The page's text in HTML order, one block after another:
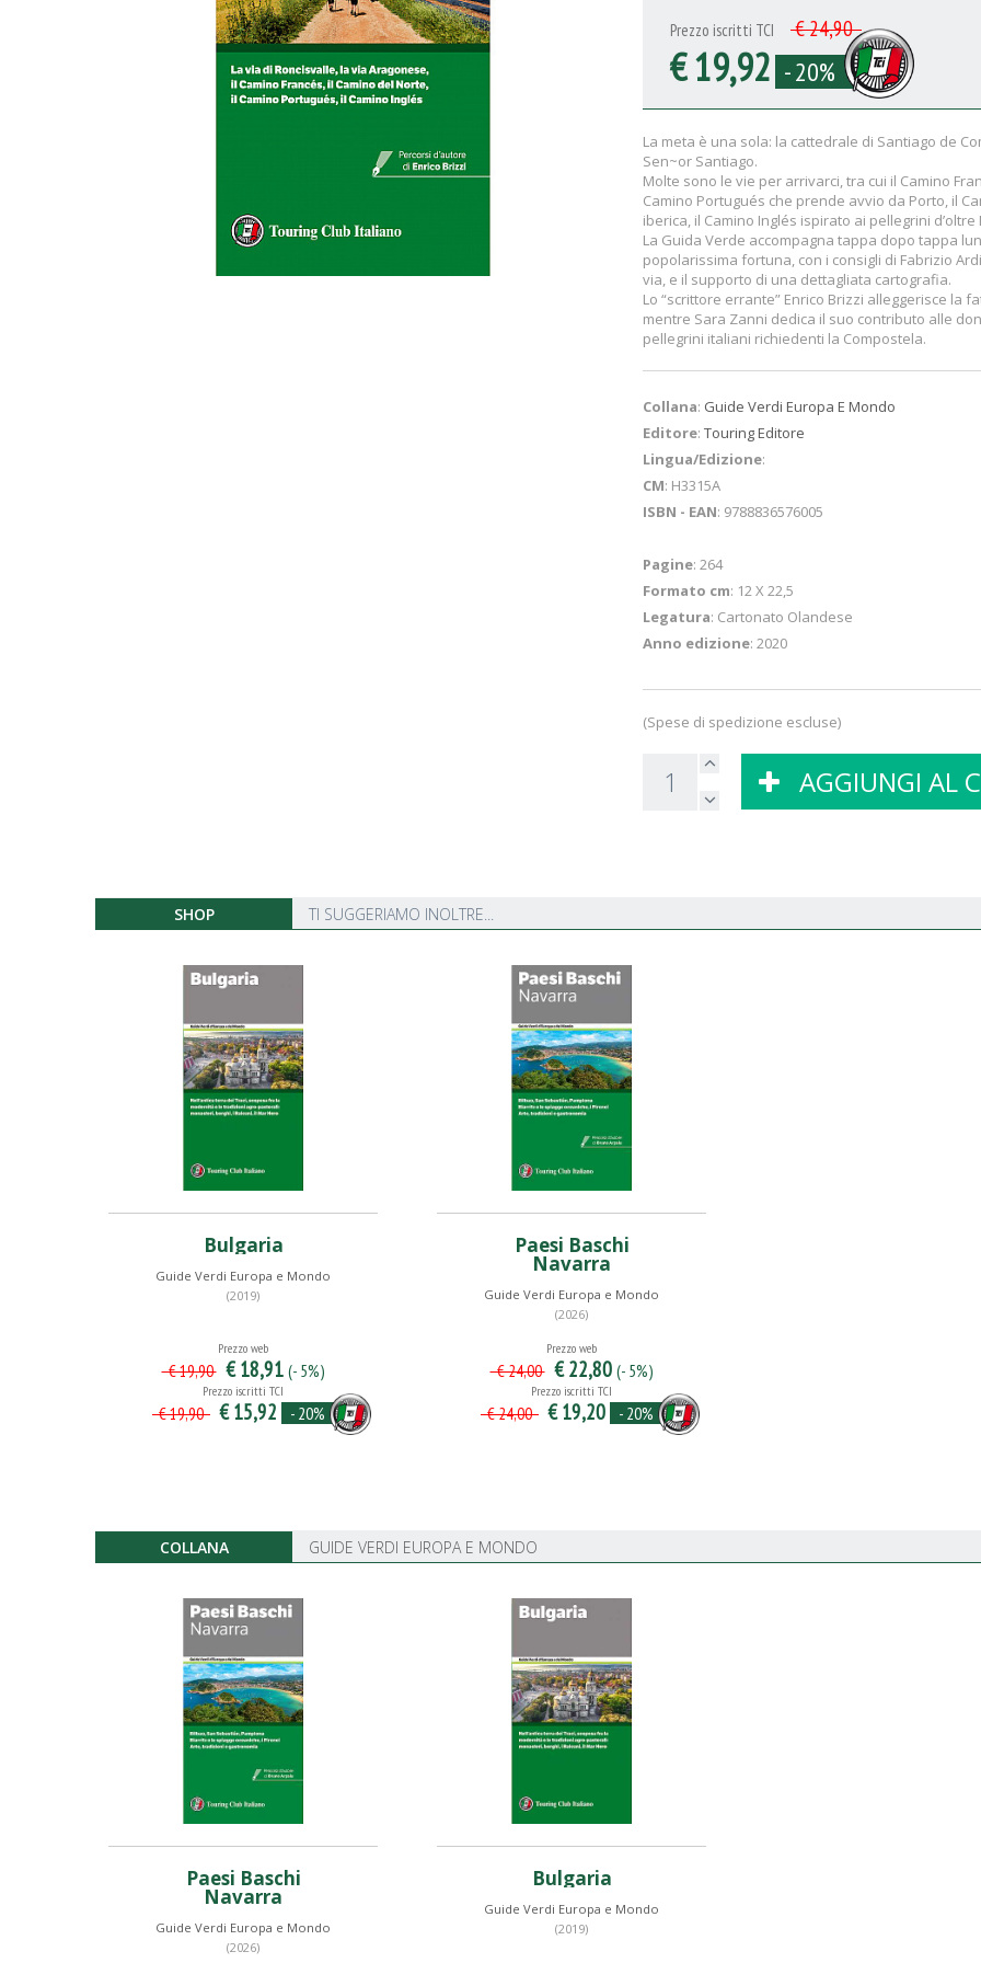
Prezzo iscritti TCI € 24,90
€ 19,92 - 20%
La meta è una sola: la cattedrale di Santiago de
Sen~or Santiago.
Molte sono le vie per arrivarci, tra cui il Camino
Camino Portugués che prende avvio da Porto, il
iberica, il Camino Inglés ispirato ai pellegrini
La Guida Verde accompagna tappa dopo tappa
popolarissima fortuna, con i consigli di Fabrizio
via, e il supporto di una dettagliata cartografia.
Lo “scrittore errante” Enrico Brizzi alleggerisce la
mentre Sara Zanni dedica il suo contributo alle
pellegrini italiani richiedenti la Compostela.
Collana: Guide Verdi Europa E Mondo
Editore: Touring Editore
Lingua/Edizione:
CM: H3315A
ISBN - EAN: 9788836576005
Pagine: 264
Formato cm: 12 X 22,5
Legatura: Cartonato Olandese
Anno edizione: 2020
(Spese di spedizione escluse)
AGGIUNGI AL
SHOP TI SUGGERIAMO INOLTRE...
Bulgaria
Guide Verdi Europa e Mondo
(2019)
Prezzo web
€ 19,90 € 18,91 (- 5%)
Prezzo iscritti TCI
€ 19,90 € 15,92 - 20%
Paesi Baschi
Navarra
Guide Verdi Europa e Mondo
(2026)
Prezzo web
€ 24,00 € 22,80 (- 5%)
Prezzo iscritti TCI
€ 24,00 € 19,20 - 20%
COLLANA GUIDE VERDI EUROPA E MONDO
Paesi Baschi
Navarra
Guide Verdi Europa e Mondo
(2026)
Bulgaria
Guide Verdi Europa e Mondo
(2019)